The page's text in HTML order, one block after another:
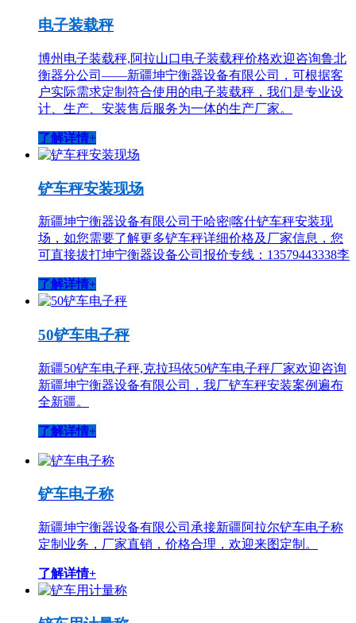
电子装载秤
博州电子装载秤,阿拉山口电子装载秤价格欢迎咨询鲁北
衡器分公司——新疆坤宁衡器设备有限公司，可根据客
户实际需求定制符合使用的电子装载秤，我们是专业设
计、生产、安装售后服务为一体的生产厂家。
了解详情+
铲车秤安装现场
新疆坤宁衡器设备有限公司于哈密|喀什铲车秤安装现
场，如您需要了解更多铲车秤详细价格及厂家信息，您
可直接拔打坤宁衡器设备公司报价专线：13579443338李
了解详情+
50铲车电子秤
新疆50铲车电子秤,克拉玛依50铲车电子秤厂家欢迎咨询
新疆坤宁衡器设备有限公司，我厂铲车秤安装案例遍布
全新疆。
了解详情+
铲车电子称
新疆坤宁衡器设备有限公司承接新疆阿拉尔铲车电子称
定制业务，厂家直销，价格合理，欢迎来图定制。
了解详情+